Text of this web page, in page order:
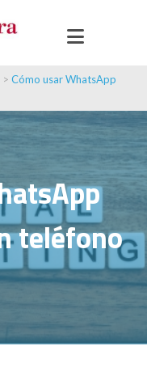
> Cómo usar WhatsApp
teléfono